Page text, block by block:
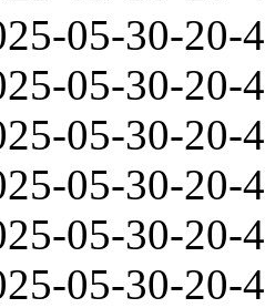
05-30-20-
05-30-20-
05-30-20-
05-30-20-
05-30-20-
05-30-20-